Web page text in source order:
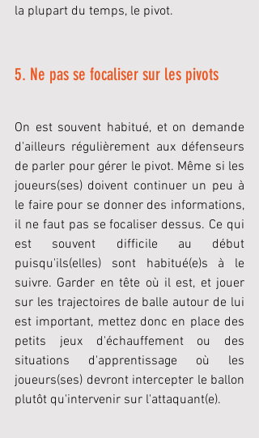
la plupart du temps, le pivot.
5. Ne pas se focaliser sur les pivots
On est souvent habitué, et on demande
d'ailleurs régulièrement aux défenseurs
de parler pour gérer le pivot. Même si les
joueurs(ses) doivent continuer un peu à
le faire pour se donner des informations,
il ne faut pas se focaliser dessus. Ce qui
est souvent difficile au début
puisqu'ils(elles) sont habitué(e)s à le
suivre. Garder en tête où il est, et jouer
sur les trajectoires de balle autour de lui
est important, mettez donc en place des
petits jeux d'échauffement ou des
situations d'apprentissage où les
joueurs(ses) devront intercepter le ballon
plutôt qu'intervenir sur l'attaquant(e).